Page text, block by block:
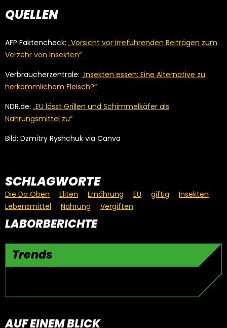
QUELLEN
AFP Faktencheck: „Vorsicht vor irreführenden Beiträgen zum
Verzehr von Insekten“
Verbraucherzentrale: „Insekten essen: Eine Alternative zu
herkömmlichem Fleisch?“
NDR.de: „EU lässt Grillen und Schimmelkäfer als
Nahrungsmittel zu“
Bild: Dzmitry Ryshchuk via Canva
SCHLAGWORTE
Die Da Oben Eliten Ernährung EU giftig
Insekten
Lebensmittel
Nahrung Vergiften
LABORBERICHTE
Trends
AUF EINEM BLICK